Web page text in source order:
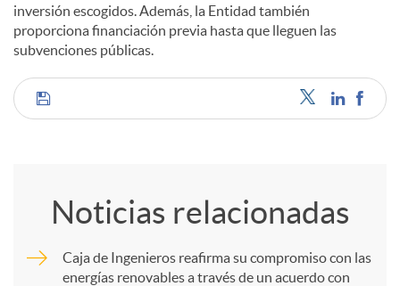
inversión escogidos. Además, la Entidad también
proporciona financiación previa hasta que lleguen las
subvenciones públicas.
C
Noticias relacionadas
Caja de Ingenieros reafirma su compromiso con las
energías renovables a través de un acuerdo con